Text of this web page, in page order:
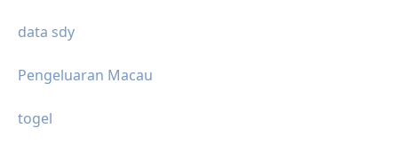
data sdy
Pengeluaran Macau
togel